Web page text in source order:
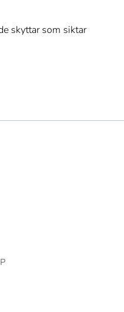
skyttar som siktar